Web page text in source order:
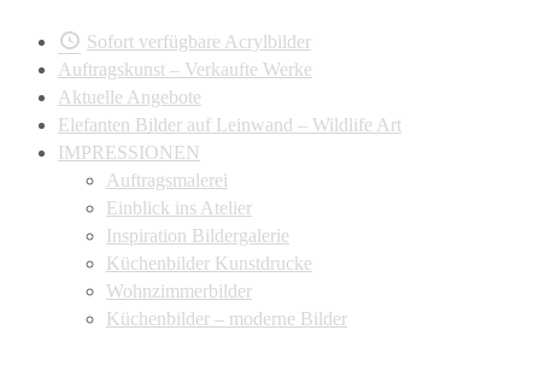
Sofort verfügbare Acrylbilder
Auftragskunst – Verkaufte Werke
Aktuelle Angebote
Elefanten Bilder auf Leinwand – Wildlife Art
IMPRESSIONEN
Auftragsmalerei
Einblick ins Atelier
Inspiration Bildergalerie
Küchenbilder Kunstdrucke
Wohnzimmerbilder
Küchenbilder – moderne Bilder